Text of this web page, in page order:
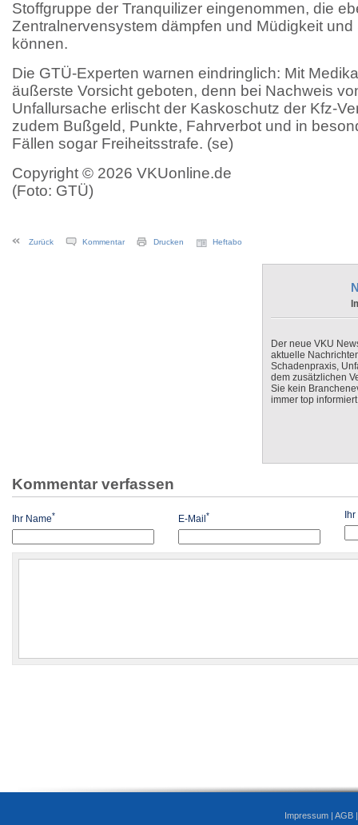
Stoffgruppe der Tranquilizer eingenommen, die
Zentralnervensystem dämpfen und Müdigkeit
können.
Die GTÜ-Experten warnen eindringlich: Mit
äußerste Vorsicht geboten, denn bei Nachweis
Unfallursache erlischt der Kaskoschutz der Kfz-
zudem Bußgeld, Punkte, Fahrverbot und in
Fällen sogar Freiheitsstrafe. (se)
Copyright © 2026 VKUonline.de
(Foto: GTÜ)
Zurück Kommentar Drucken Heftabo
Der neue VKU
aktuelle
Schadenpraxis,
dem zusätzlichen
Sie kein
immer top
Kommentar verfassen
Ihr Name* E-Mail *
Impressum | AGB